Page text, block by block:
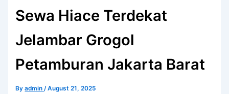
Sewa Hiace Terdekat
Jelambar Grogol
Petamburan Jakarta Barat
Byadmin/August 21, 2025